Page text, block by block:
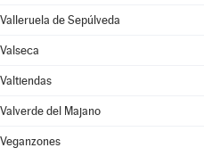
Valleruela de Sepúlveda
Valseca
Valtiendas
Valverde del Majano
Veganzones